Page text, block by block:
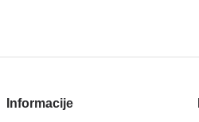
Informacije